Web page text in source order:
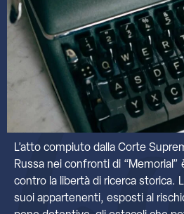
L’atto compiuto dalla Corte
Russa nei confronti di
contro la libertà di ricerca storica.
suoi appartenenti, esposti al